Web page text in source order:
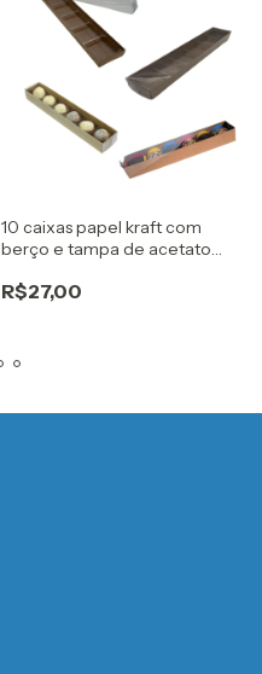
10 caixas papel kraft com
berço e tampa de acetato
R$27,00